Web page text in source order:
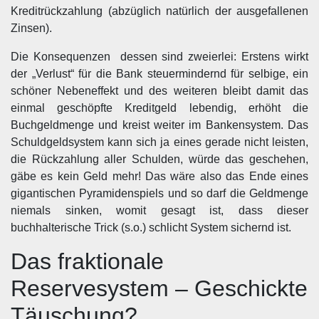
Kreditrückzahlung (abzüglich natürlich der ausgefallenen
Zinsen).
Die Konsequenzen dessen sind zweierlei: Erstens wirkt
der „Verlust“ für die Bank steuermindernd für selbige, ein
schöner Nebeneffekt und des weiteren bleibt damit das
einmal geschöpfte Kreditgeld lebendig, erhöht die
Buchgeldmenge und kreist weiter im Bankensystem. Das
Schuldgeldsystem kann sich ja eines gerade nicht leisten,
die Rückzahlung aller Schulden, würde das geschehen,
gäbe es kein Geld mehr! Das wäre also das Ende eines
gigantischen Pyramidenspiels und so darf die Geldmenge
niemals sinken, womit gesagt ist, dass dieser
buchhalterische Trick (s.o.) schlicht System sichernd ist.
Das fraktionale
Reservesystem – Geschickte